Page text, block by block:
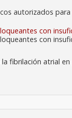
autorizados
con
con
fibrilación atrial